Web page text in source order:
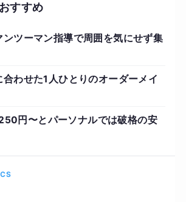
すすめ
ンツーマン指導で周囲を気にせず集
わせた1人ひとりのオーダーメイ
円〜とパーソナルでは破格の安